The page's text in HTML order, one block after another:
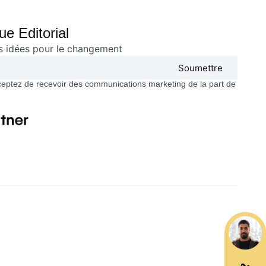
Editorial
idées pour le changement
Soumettre
de recevoir des communications marketing de la part de